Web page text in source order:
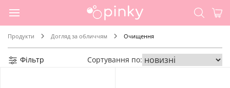
Продукти Догляд за обличчям Очищення
Фільтр Сортування по: